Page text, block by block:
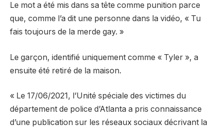
Le mot a été mis dans sa tête comme punition parce
que, comme l’a dit une personne dans la vidéo, « Tu
fais toujours de la merde gay. »
Le garçon, identifié uniquement comme « Tyler », a
ensuite été retiré de la maison.
« Le 17/06/2021, l’Unité spéciale des victimes du
département de police d’Atlanta a pris connaissance
d’une publication sur les réseaux sociaux décrivant la